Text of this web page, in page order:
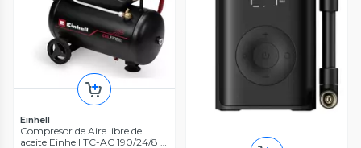
Einhell
Compresor de Aire libre de
aceite Einhell TC-AC 190/24/8 I